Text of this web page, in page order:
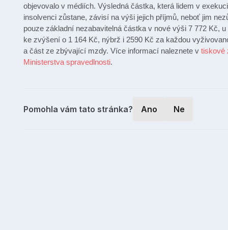
objevovalo v médiích. Výsledná částka, která lidem v
insolvenci zůstane, závisí na výši jejich příjmů, neboť jim
pouze základní nezabavitelná částka v nové výši 7 772 Kč,
ke zvýšení o 1 164 Kč, nýbrž i 2590 Kč za každou
a část ze zbývající mzdy. Více informací naleznete v tiskové
Ministerstva spravedlnosti.
Pomohla vám tato stránka? Ano Ne